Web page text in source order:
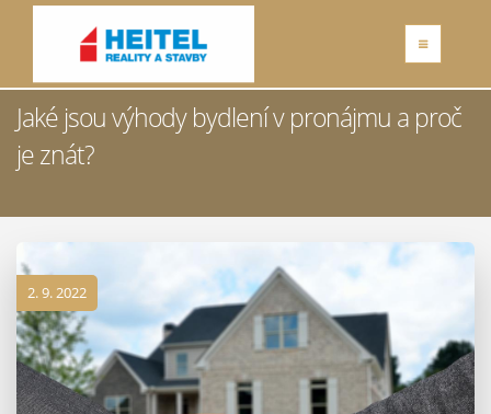
Jaké jsou výhody bydlení v pronájmu a proč
je znát?
2. 9. 2022